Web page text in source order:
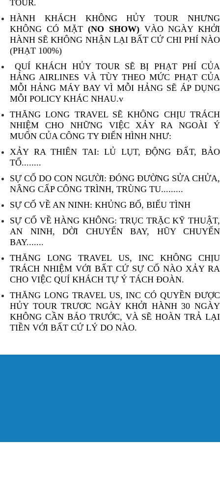
TOUR.
HÀNH KHÁCH KHÔNG HỦY TOUR NHƯNG
KHÔNG CÓ MẶT(NO SHOW)VÀO NGÀY KHỞI
HÀNH SẼ KHÔNG NHẬN LẠI BẤT CỨ CHI PHÍ NÀO
(PHẠT 100%)
QUÍ KHÁCH HỦY TOUR SẼ BỊ PHẠT PHÍ CỦA
HẢNG AIRLINES VÀ TÙY THEO MỨC PHẠT CỦA
MỖI HẢNG MÁY BAY VÌ MỖI HẢNG SẼ ÁP DỤNG
MỖI POLICY KHÁC NHAU.v
THĂNG LONG TRAVEL SẼ KHÔNG CHỊU TRÁCH
NHIỆM CHO NHỮNG VIỆC XẢY RA NGOÀI Ý
MUỐN CỦA CÔNG TY ĐIỂN HÌNH NHƯ:
XẢY RA THIÊN TAI: LỦ LỤT, ĐỘNG ĐẤT, BẢO
TỐ........
SỰ CỐ DO CON NGƯỜI: ĐÓNG ĐƯỜNG SỬA CHỬA,
NÂNG CẤP CÔNG TRÌNH, TRÙNG TU.........
SỰ CỐ VỀ AN NINH: KHỦNG BỐ, BIỂU TÌNH
SỰ CỐ VỀ HÀNG KHÔNG: TRỤC TRẶC KỸ THUẬT,
AN NINH, DỜI CHUYẾN BAY, HŨY CHUYẾN
BAY.......
THĂNG LONG TRAVEL US, INC KHÔNG CHỊU
TRÁCH NHIỆM VỚI BẤT CỨ SỰ CỐ NÀO XẢY RA
CHO VIỆC QUÍ KHÁCH TỰ Ý TÁCH ĐOÀN.
THĂNG LONG TRAVEL US, INC CÓ QUYỀN ĐƯỢC
HỦY TOUR TRƯƠC NGÀY KHỞI HÀNH 30 NGÀY
KHÔNG CẦN BÁO TRƯỚC, VÀ SẼ HOÀN TRẢ LẠI
TIỀN VỚI BẤT CỨ LÝ DO NÀO.